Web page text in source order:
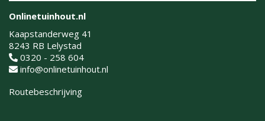
Onlinetuinhout.nl
Kaapstanderweg 41
8243 RB Lelystad
0320 - 258 604
info@onlinetuinhout.nl
Routebeschrijving